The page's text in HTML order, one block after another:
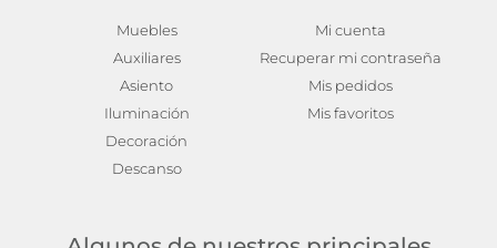
Muebles
Auxiliares
Asiento
Iluminación
Decoración
Descanso
Mi cuenta
Recuperar mi contraseña
Mis pedidos
Mis favoritos